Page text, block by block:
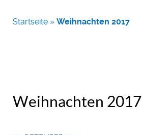
Startseite » Weihnachten 2017
Weihnachten 2017